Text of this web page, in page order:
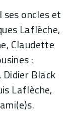
ses oncles et
Laflèche,
Claudette
:
Black
Laflèche,